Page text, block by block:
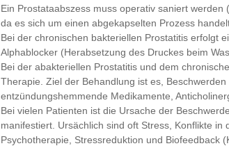
Ein Prostataabszess muss operativ saniert
da es sich um einen abgekapselten Prozess
Bei der chronischen bakteriellen Prostatitis erfolgt
Alphablocker (Herabsetzung des Druckes beim
Bei der abakteriellen Prostatitis und dem
Therapie. Ziel der Behandlung ist es,
entzündungshemmende Medikamente,
Bei vielen Patienten ist die Ursache der
manifestiert. Ursächlich sind oft Stress, Konflikte
Psychotherapie, Stressreduktion und Biofeedback